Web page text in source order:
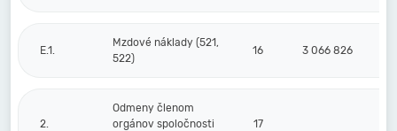
E.1.
Mzdové náklady (521,
522)
16 3 066 826
2.
Odmeny členom
orgánov spoločnosti
17